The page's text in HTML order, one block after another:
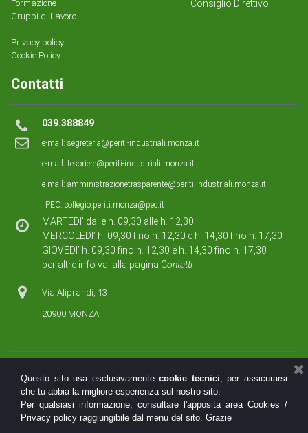
Formazione
Gruppi di Lavoro
Privacy policy
Cookie Policy
Consiglio Direttivo
Contatti
039.388849
e-mail: segreteria@periti-industriali.monza.it
e-mail: tesoriere@periti-industriali.monza.it
e-mail: amministrazionetrasparente@periti-industriali.monza.it
PEC: collegio.periti.monza@pec.it
MARTEDI’ dalle h. 09,30 alle h. 12,30
MERCOLEDI’ h. 09,30 fino h. 12,30 e h. 14,30 fino h. 17,30
GIOVEDI’ h. 09,30 fino h. 12,30 e h. 14,30 fino h. 17,30
per altre info vai alla pagina Contatti
Via Aliprandi, 13
20900 MONZA
© 2025 Ordine dei Periti Industriali e dei Periti Industriali Laureati
della Provincia di Monza e della Brianza - c.f. 91109120153
|Privacy policy
Questo sito usa esclusivamentecookie tecnici, per assicurarsi
che tu abbia la migliore esperienza sul nostro sito.
Per qualsiasi informazione, consultare l'apposita area Cookies /
Privacy policy raggiungibile dal menu del sito. Grazie